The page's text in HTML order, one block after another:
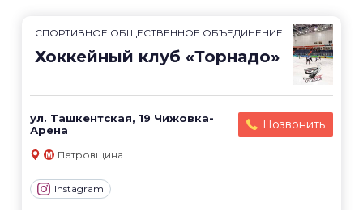
СПОРТИВНОЕ ОБЩЕСТВЕННОЕ ОБЪЕДИНЕНИЕ
Хоккейный клуб «Торнадо»
ул. Ташкентская, 19 Чижовка-
Арена
Позвонить
Петровщина
Instagram